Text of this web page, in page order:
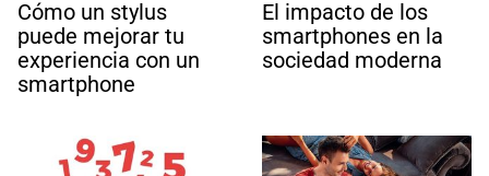
Cómo un stylus
puede mejorar tu
experiencia con un
smartphone
El impacto de los
smartphones en la
sociedad moderna